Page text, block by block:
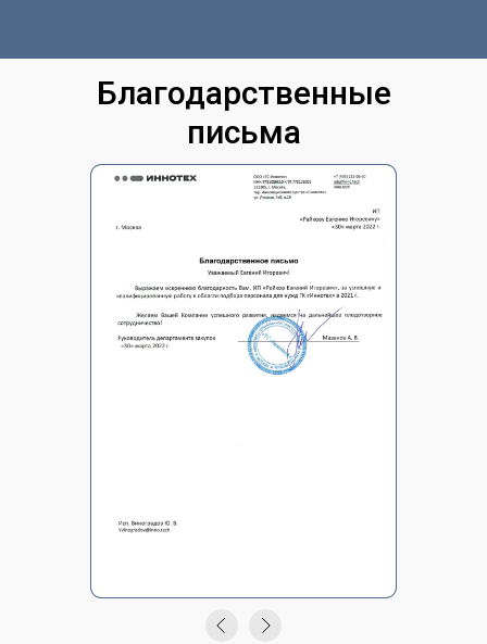
Благодарственные
письма